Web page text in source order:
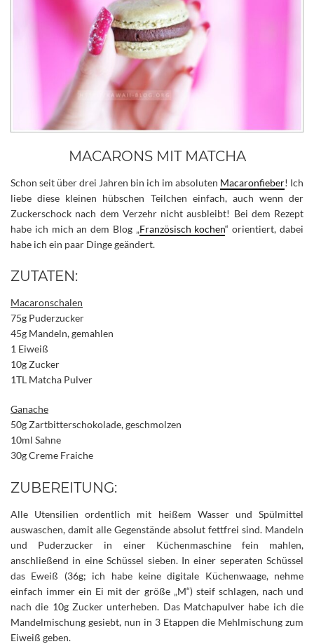
MACARONS MIT MATCHA
Schon seit über drei Jahren bin ich im absoluten Macaronfieber! Ich
liebe diese kleinen hübschen Teilchen einfach, auch wenn der
Zuckerschock nach dem Verzehr nicht ausbleibt! Bei dem Rezept
habe ich mich an dem Blog „Französisch kochen“ orientiert, dabei
habe ich ein paar Dinge geändert.
ZUTATEN:
Macaronschalen
75g Puderzucker
45g Mandeln, gemahlen
1 Eiweiß
10g Zucker
1TL Matcha Pulver
Ganache
50g Zartbitterschokolade, geschmolzen
10ml Sahne
30g Creme Fraiche
ZUBEREITUNG:
Alle Utensilien ordentlich mit heißem Wasser und Spülmittel
auswaschen, damit alle Gegenstände absolut fettfrei sind. Mandeln
und Puderzucker in einer Küchenmaschine fein mahlen,
anschließend in eine Schüssel sieben. In einer seperaten Schüssel
das Eweiß (36g; ich habe keine digitale Küchenwaage, nehme
einfach immer ein Ei mit der größe „M“) steif schlagen, nach und
nach die 10g Zucker unterheben. Das Matchapulver habe ich die
Mandelmischung gesiebt, nun in 3 Etappen die Mehlmischung zum
Eiweiß geben.